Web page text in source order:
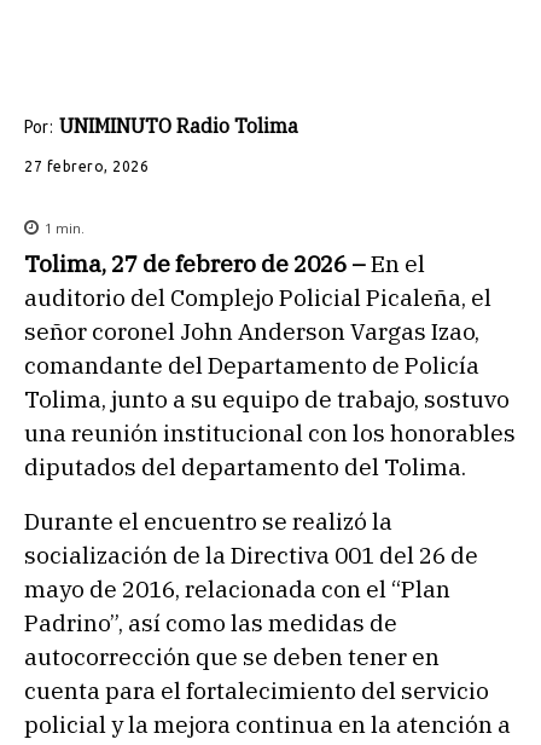
Por: UNIMINUTO Radio Tolima
27 febrero, 2026
1 min.
Tolima, 27 de febrero de 2026 –En el
auditorio del Complejo Policial Picaleña, el
señor coronel John Anderson Vargas Izao,
comandante del Departamento de Policía
Tolima, junto a su equipo de trabajo, sostuvo
una reunión institucional con los honorables
diputados del departamento del Tolima.
Durante el encuentro se realizó la
socialización de la Directiva 001 del 26 de
mayo de 2016, relacionada con el “Plan
Padrino”, así como las medidas de
autocorrección que se deben tener en
cuenta para el fortalecimiento del servicio
policial y la mejora continua en la atención a